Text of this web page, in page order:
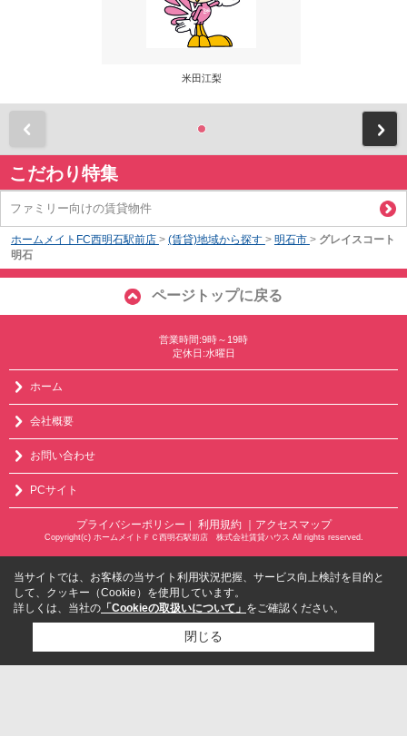
米田江梨
こだわり特集
ファミリー向けの賃貸物件
ホームメイトFC西明石駅前店 > (賃貸)地域から探す > 明石市 > グレイスコート
明石
ページトップに戻る
営業時間:9時～19時
定休日:水曜日
ホーム
会社概要
お問い合わせ
PCサイト
プライバシーポリシー 利用規約 ｜アクセスマップ
Copyright(c) ホームメイトＦＣ西明石駅前店 株式会社賃貸ハウス All rights reserved.
当サイトでは、お客様の当サイト利用状況把握、サービス向上検討を目的と
して、クッキー（Cookie）を使用しています。
詳しくは、当社の 「Cookieの取扱いについて」 をご確認ください。
閉じる